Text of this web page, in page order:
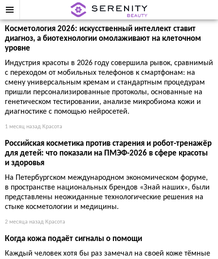
Косметология 2026: искусственный интеллект ставит
диагноз, а биотехнологии омолаживают на клеточном
уровне
Индустрия красоты в 2026 году совершила рывок, сравнимый
с переходом от мобильных телефонов к смартфонам: на
смену универсальным кремам и стандартным процедурам
пришли персонализированные протоколы, основанные на
генетическом тестировании, анализе микробиома кожи и
диагностике с помощью нейросетей.
1 месяц назад Красота
Российская косметика против старения и робот-тренажёр
для детей: что показали на ПМЭФ-2026 в сфере красоты
и здоровья
На Петербургском международном экономическом форуме,
в пространстве национальных брендов «Знай наших», были
представлены неожиданные технологические решения на
стыке косметологии и медицины.
2 месяца назад Красота
Когда кожа подаёт сигналы о помощи
Каждый человек хотя бы раз замечал на своей коже тёмные